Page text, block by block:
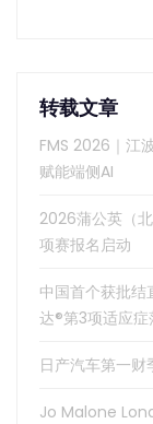
转载文章
FMS 2026｜江
赋能端侧AI
2026蒲公英（
项赛报名启动
中国首个获批结
达®第3项适应症
日产汽车第一
Jo Malone